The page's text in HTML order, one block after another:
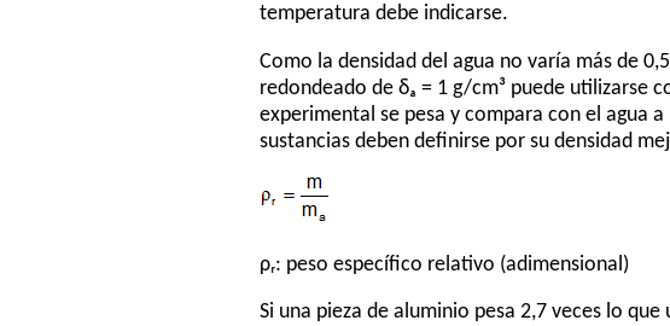
temperatura debe indicarse.
Como la densidad del agua no varía más de
redondeado de δₐ = 1 g/cm³ puede utilizarse
experimental se pesa y compara con el agua
sustancias deben definirse por su densidad
ρᵣ: peso específico relativo (adimensional)
Si una pieza de aluminio pesa 2,7 veces lo